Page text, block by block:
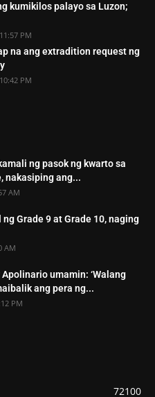
kumikilos palayo sa Luzon;
PM
na ang extradition request ng
PM
ng pasok ng kwarto sa
nakasiping ang...
AM
Grade 9 at Grade 10, naging
AM
Apolinario umamin: ‘Walang
ang pera ng...
PM
72100